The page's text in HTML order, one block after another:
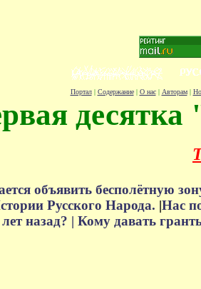
Портал| Содержание| О нас| Авторам|
десятка
объявить бесполётную
Русского Народа. |Нас
лет назад? | Кому давать